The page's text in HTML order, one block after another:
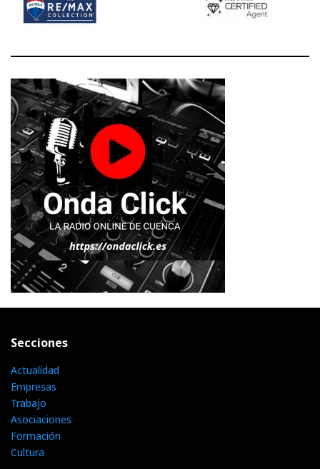
Secciones
Actualidad
Empresas
Trabajo
Asociaciones
Formación
Cultura